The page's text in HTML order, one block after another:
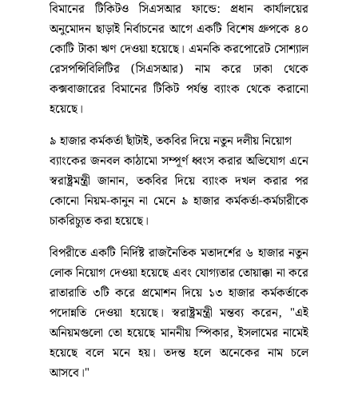
বিমানের টিকিটও সিএসআর ফান্ডে: প্রধান কার্যালয়ের
অনুমোদন ছাড়াই নির্বাচনের আগে একটি বিশেষ গ্রুপকে ৪০
কোটি টাকা ঋণ দেওয়া হয়েছে। এমনকি করপোরেট সোশ্যাল
রেসপন্সিবিলিটির (সিএসআর) নাম করে ঢাকা থেকে
কক্সবাজারের বিমানের টিকিট পর্যন্ত ব্যাংক থেকে করানো
হয়েছে।
৯ হাজার কর্মকর্তা ছাঁটাই, তকবির দিয়ে নতুন দলীয় নিয়োগ
ব্যাংকের জনবল কাঠামো সম্পূর্ণ ধ্বংস করার অভিযোগ এনে
স্বরাষ্ট্রমন্ত্রী জানান, তকবির দিয়ে ব্যাংক দখল করার পর
কোনো নিয়ম-কানুন না মেনে ৯ হাজার কর্মকর্তা-কর্মচারীকে
চাকরিচ্যুত করা হয়েছে।
বিপরীতে একটি নির্দিষ্ট রাজনৈতিক মতাদর্শের ৬ হাজার নতুন
লোক নিয়োগ দেওয়া হয়েছে এবং যোগ্যতার তোয়াক্কা না করে
রাতারাতি ৩টি করে প্রমোশন দিয়ে ১৩ হাজার কর্মকর্তাকে
পদোন্নতি দেওয়া হয়েছে। স্বরাষ্ট্রমন্ত্রী মন্তব্য করেন, "এই
অনিয়মগুলো তো হয়েছে মাননীয় স্পিকার, ইসলামের নামেই
হয়েছে বলে মনে হয়। তদন্ত হলে অনেকের নাম চলে
আসবে।"